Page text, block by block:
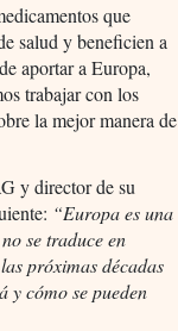
que
salud y beneficien a
aportar a Europa,
trabajar con los
la mejor manera de
y director de su
“Europa es una
se traduce en
próximas décadas
y cómo se pueden